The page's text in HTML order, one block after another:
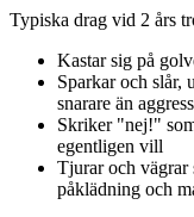
Typiska drag vid 2 års
Kastar sig på
Sparkar och slår,
snarare än
Skriker "nej!"
egentligen vill
Tjurar och vägrar
påklädning och